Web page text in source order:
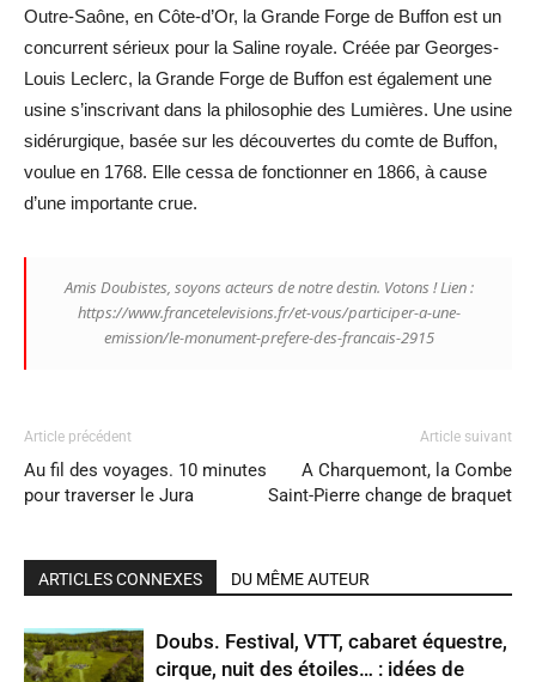
Outre-Saône, en Côte-d’Or, la Grande Forge de Buffon est un
concurrent sérieux pour la Saline royale. Créée par Georges-
Louis Leclerc, la Grande Forge de Buffon est également une
usine s’inscrivant dans la philosophie des Lumières. Une usine
sidérurgique, basée sur les découvertes du comte de Buffon,
voulue en 1768. Elle cessa de fonctionner en 1866, à cause
d’une importante crue.
Amis Doubistes, soyons acteurs de notre destin. Votons ! Lien :
https://www.francetelevisions.fr/et-vous/participer-a-une-
emission/le-monument-prefere-des-francais-2915
Article précédent
Au fil des voyages. 10 minutes
pour traverser le Jura
Article suivant
A Charquemont, la Combe
Saint-Pierre change de braquet
ARTICLES CONNEXES DU MÊME AUTEUR
Doubs. Festival, VTT, cabaret équestre,
cirque, nuit des étoiles… : idées de